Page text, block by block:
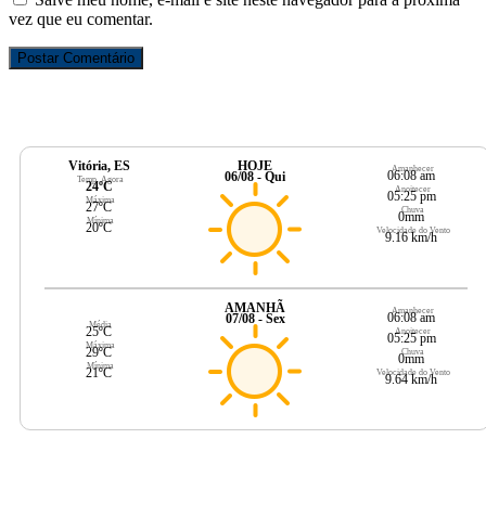
vez que eu comentar.
Vitória, ES
Temp. Agora
24ºC
Máxima
27ºC
Mínima
20ºC
HOJE
06/08 - Qui
Amanhecer
06:08 am
Anoitecer
05:25 pm
Chuva
0mm
Velocidade do Vento
9.16 km/h
Média
25ºC
Máxima
29ºC
Mínima
21ºC
AMANHÃ
07/08 - Sex
Amanhecer
06:08 am
Anoitecer
05:25 pm
Chuva
0mm
Velocidade do Vento
9.64 km/h